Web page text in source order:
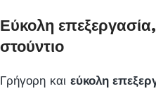
Εύκολη
στούντιο
Γρήγορη και εύκολη